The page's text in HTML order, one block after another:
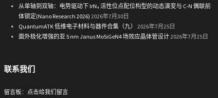
从单轴到双轴：电势驱动下 IrN₄ 活性位点配位构型的动态演变与 C-N 偶联前
体锁定(Nano Research 2026) 2026年7月30日
QuantumATK 低维电子材料与器件合集（九）
2026年7月25日
面外极化增强的亚 5 nm Janus MoSiGeN4 场效应晶体管设计2026年7月25日
联系我们
留言板 ： 点击给我们留言